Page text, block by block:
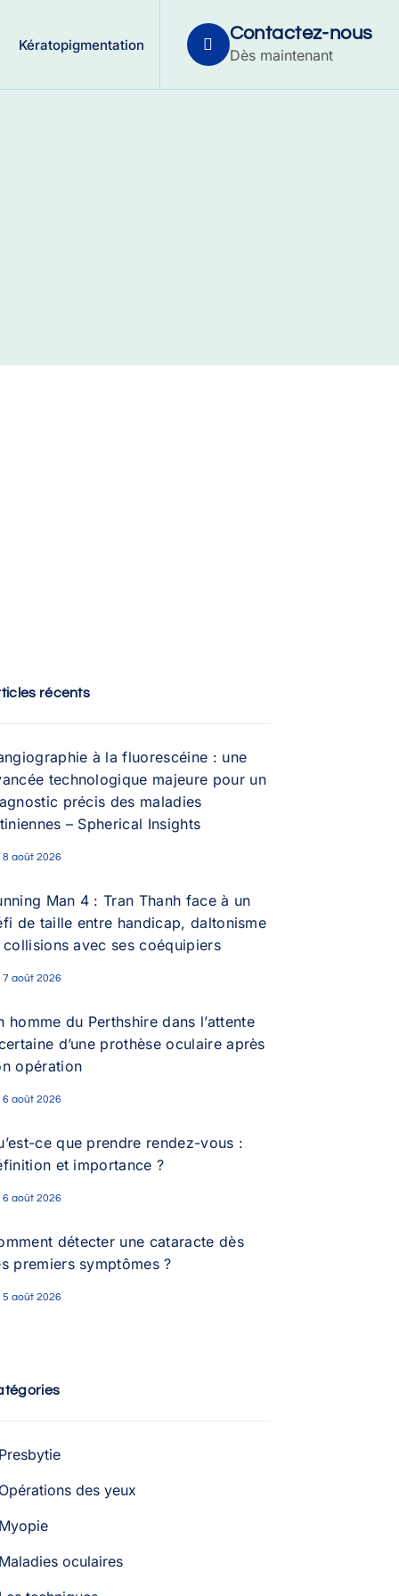
Kératopigmentation
Contactez-nous
Dès maintenant
récents
à la fluorescéine : une
technologique majeure pour un
précis des maladies
– Spherical Insights
8 août 2026
Man 4 : Tran Thanh face à un
de taille entre handicap, daltonisme
collisions avec ses coéquipiers
7 août 2026
homme du Perthshire dans l’attente
d’une prothèse oculaire après
opération
6 août 2026
ce que prendre rendez-vous :
et importance ?
6 août 2026
détecter une cataracte dès
premiers symptômes ?
5 août 2026
Presbytie
Opérations des yeux
Myopie
Maladies oculaires